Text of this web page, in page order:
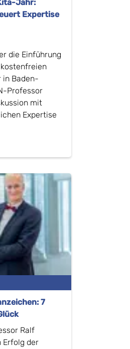
Jahr:
Expertise
die Einführung
in Baden-
Professor
mit
Expertise
7
Ralf
Erfolg der